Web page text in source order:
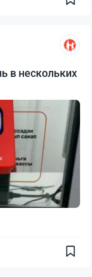
в нескольких